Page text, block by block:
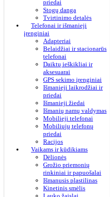
priedai
Stogų danga
Tvirtinimo detalės
Telefonai ir išmanieji
įrenginiai
Adapteriai
Belaidžiai ir stacionarūs
telefonai
Daiktų ieškikliai ir
aksesuarai
GPS sekimo įrenginiai
Išmanieji laikrodžiai ir
priedai
Išmanieji žiedai
Išmanių namų valdymas
Mobilieji telefonai
Mobiliųjų telefonų
priedai
Racijos
Vaikams ir kūdikiams
Dėlionės
Grožio priemonių
rinkiniai ir papuošalai
Išmanusis plastilinas
Kinetinis smėlis